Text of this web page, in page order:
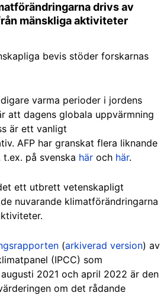
drivs av
mänskliga aktiviteter
bevis stöder forskarnas
varma perioder i jordens
att dagens globala uppvärmning
är ett vanligt
AFP har granskat flera liknande
på svenska här och här.
ett utbrett vetenskapligt
nuvarande klimatförändringarna
(arkiverad version) av
(IPCC) som
2021 och april 2022 är den
om det rådande